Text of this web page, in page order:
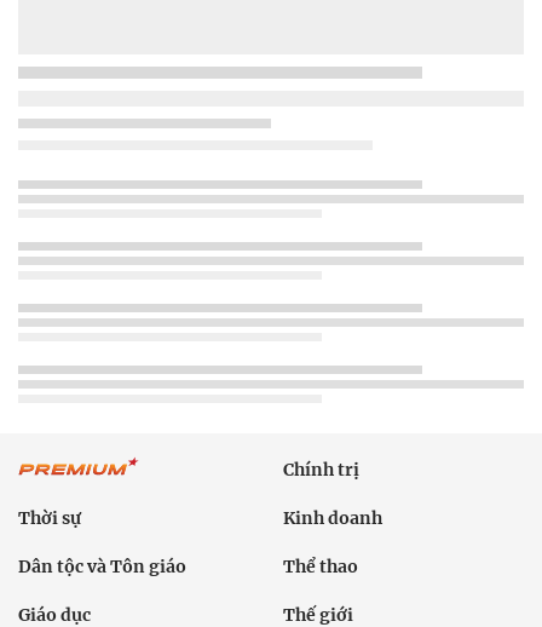
Chính trị
Thời sự Kinh doanh
Dân tộc và Tôn giáo Thể thao
Giáo dục Thế giới